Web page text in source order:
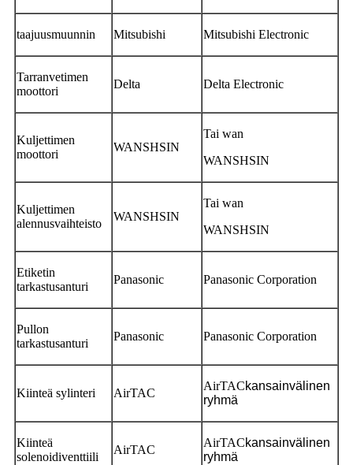
taajuusmuunnin Mitsubishi Mitsubishi Electronic
Tarranvetimen
moottori
Delta Delta Electronic
Kuljettimen
moottori
WANSHSIN
Tai wan
WANSHSIN
Kuljettimen
alennusvaihteisto
WANSHSIN
Tai wan
WANSHSIN
Etiketin
tarkastusanturi
Panasonic Panasonic Corporation
Pullon
tarkastusanturi
Panasonic Panasonic Corporation
Kiinteä sylinteri AirTAC
AirTACkansainvälinen
ryhmä
Kiinteä
solenoidiventtiili
AirTAC
AirTACkansainvälinen
ryhmä